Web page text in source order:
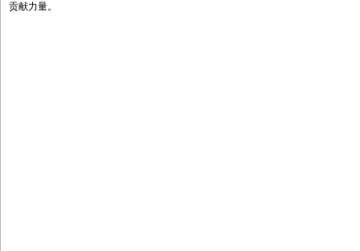
贡献力量。